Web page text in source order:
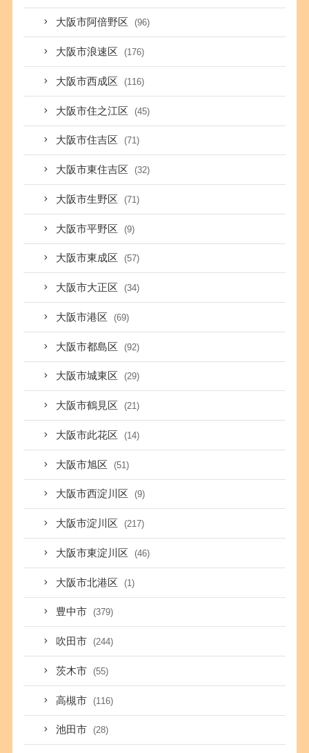
大阪市阿倍野区 (96)
大阪市浪速区 (176)
大阪市西成区 (116)
大阪市住之江区 (45)
大阪市住吉区 (71)
大阪市東住吉区 (32)
大阪市生野区 (71)
大阪市平野区 (9)
大阪市東成区 (57)
大阪市大正区 (34)
大阪市港区 (69)
大阪市都島区 (92)
大阪市城東区 (29)
大阪市鶴見区 (21)
大阪市此花区 (14)
大阪市旭区 (51)
大阪市西淀川区 (9)
大阪市淀川区 (217)
大阪市東淀川区 (46)
大阪市北港区 (1)
豊中市 (379)
吹田市 (244)
茨木市 (55)
高槻市 (116)
池田市 (28)